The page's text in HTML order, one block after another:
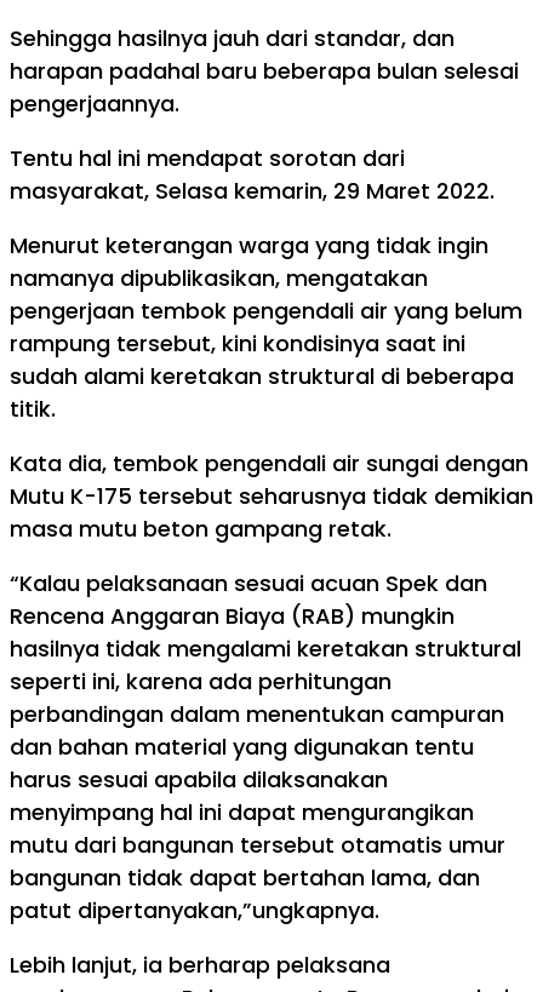
Sehingga hasilnya jauh dari standar, dan
harapan padahal baru beberapa bulan selesai
pengerjaannya.
Tentu hal ini mendapat sorotan dari
masyarakat, Selasa kemarin, 29 Maret 2022.
Menurut keterangan warga yang tidak ingin
namanya dipublikasikan, mengatakan
pengerjaan tembok pengendali air yang belum
rampung tersebut, kini kondisinya saat ini
sudah alami keretakan struktural di beberapa
titik.
Kata dia, tembok pengendali air sungai dengan
Mutu K-175 tersebut seharusnya tidak demikian
masa mutu beton gampang retak.
“Kalau pelaksanaan sesuai acuan Spek dan
Rencena Anggaran Biaya (RAB) mungkin
hasilnya tidak mengalami keretakan struktural
seperti ini, karena ada perhitungan
perbandingan dalam menentukan campuran
dan bahan material yang digunakan tentu
harus sesuai apabila dilaksanakan
menyimpang hal ini dapat mengurangikan
mutu dari bangunan tersebut otamatis umur
bangunan tidak dapat bertahan lama, dan
patut dipertanyakan,”ungkapnya.
Lebih lanjut, ia berharap pelaksana